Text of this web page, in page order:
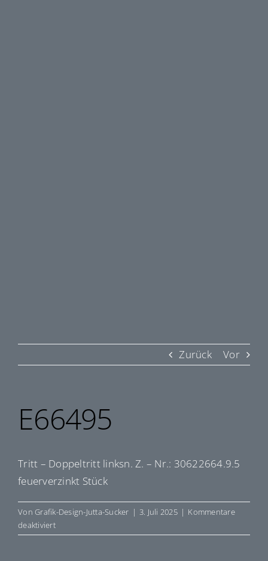
Zurück Vor
E66495
Tritt – Doppeltritt linksn. Z. – Nr.: 30622664.9.5
feuerverzinkt Stück
VonGrafik-Design-Jutta-Sucker | 3. Juli 2025 | Kommentare
deaktiviertfür
E66495